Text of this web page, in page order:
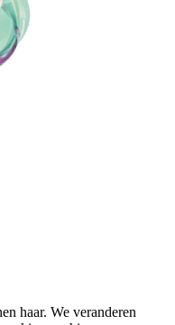
haar. We veranderen